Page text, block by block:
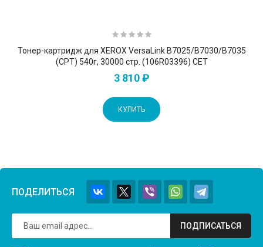
Тонер-картридж для XEROX VersaLink B7025/B7030/B7035
(CPT) 540г, 30000 стр. (106R03396) CET
3 810 ₽
КУПИТЬ
ПОДЕЛИТЬСЯ
ПОДПИСАТЬСЯ